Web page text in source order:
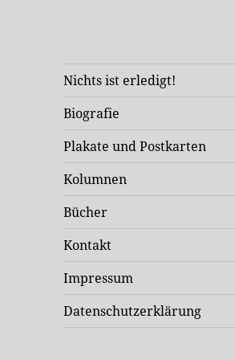
Klaus Staeck
Unterwegs in Sachen Kunst
Nichts ist erledigt!
Biografie
Plakate und Postkarten
Kolumnen
Bücher
Kontakt
Impressum
Datenschutzerklärung